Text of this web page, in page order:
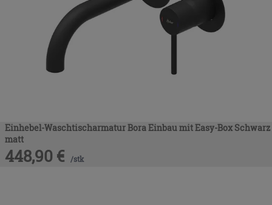
Einhebel-Waschtischarmatur Bora Einbau mit Easy-Box Schwarz
matt
448,90 € /stk